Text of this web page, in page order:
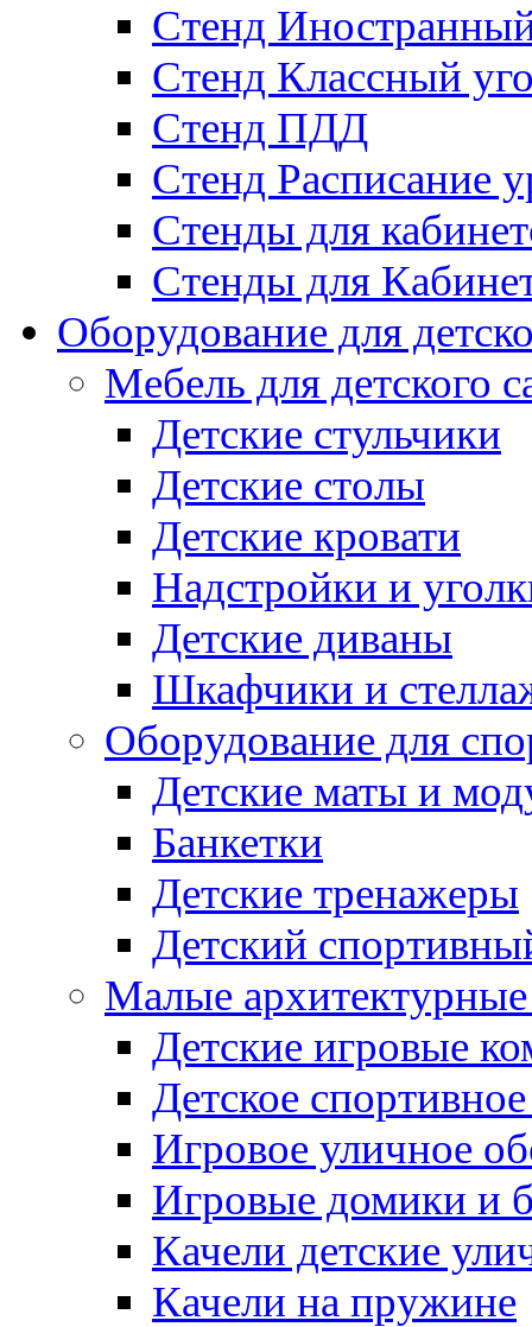
Стенд
Стенд Классный
Стенд ПДД
Стенд Расписание
Стенды для
Стенды для
Оборудование для
Мебель для детского
Детские стульчики
Детские столы
Детские кровати
Надстройки и
Детские диваны
Шкафчики и
Оборудование для
Детские маты и
Банкетки
Детские тренажеры
Детский
Малые
Детские игровые
Детское
Игровое уличное
Игровые домики и
Качели детские
Качели на пружине